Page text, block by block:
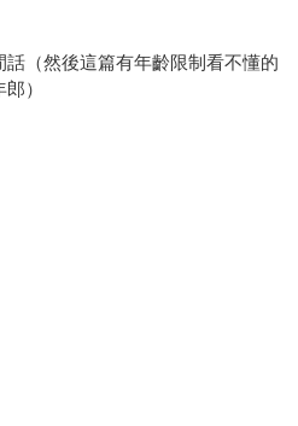
話（然後這篇有年齡限制看不懂的
）